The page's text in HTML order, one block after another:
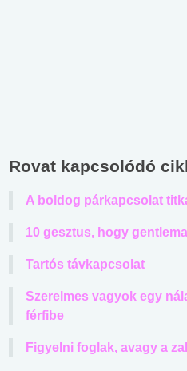
Rovat kapcsolódó
A boldog párkapcsolat
10 gesztus, hogy
Tartós távkapcsolat
Szerelmes vagyok egy
férfibe
Figyelni foglak, avagy a